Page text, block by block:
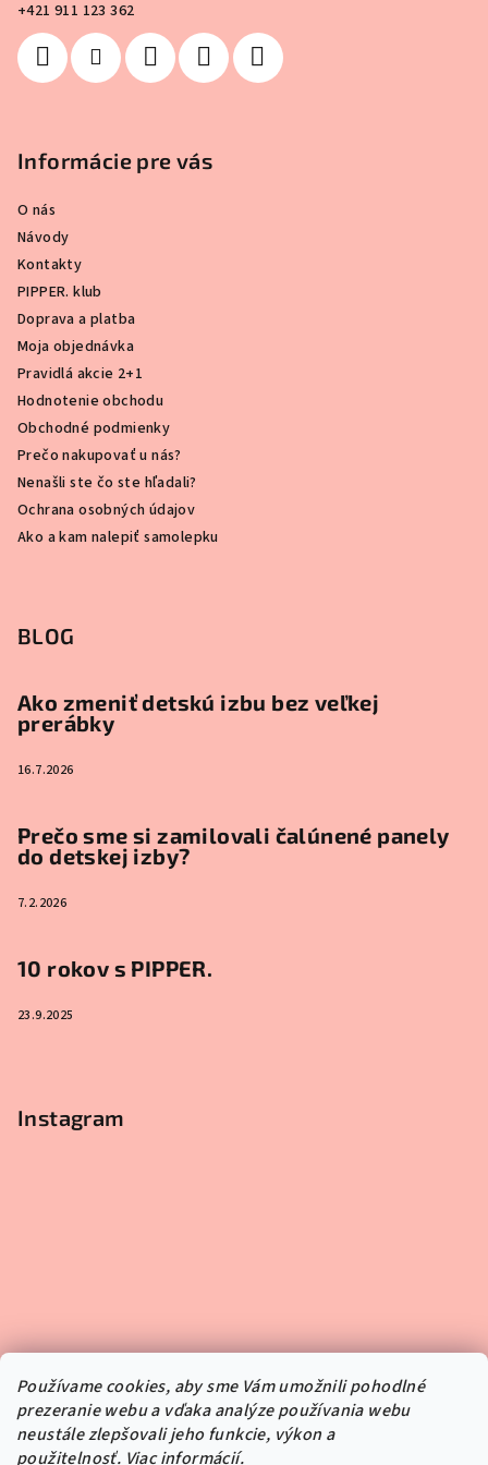
Používame cookies, aby sme Vám umožnili pohodlné
prezeranie webu a vďaka analýze používania webu
neustále zlepšovali jeho funkcie, výkon a
použitelnosť. Viac informácií.
+421 911 123 362
Informácie pre vás
O nás
Návody
Kontakty
PIPPER. klub
Doprava a platba
Moja objednávka
Pravidlá akcie 2+1
Hodnotenie obchodu
Obchodné podmienky
Prečo nakupovať u nás?
Nenašli ste čo ste hľadali?
Ochrana osobných údajov
Ako a kam nalepiť samolepku
BLOG
Ako zmeniť detskú izbu bez veľkej
prerábky
16.7.2026
Prečo sme si zamilovali čalúnené panely
do detskej izby?
7.2.2026
10 rokov s PIPPER.
23.9.2025
Instagram